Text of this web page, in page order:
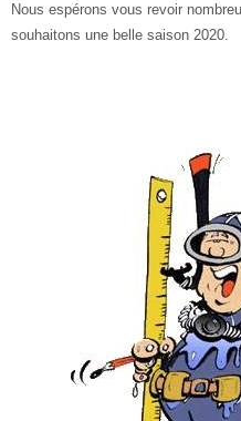
Nous espérons vous revoir
souhaitons une belle saison 2020.